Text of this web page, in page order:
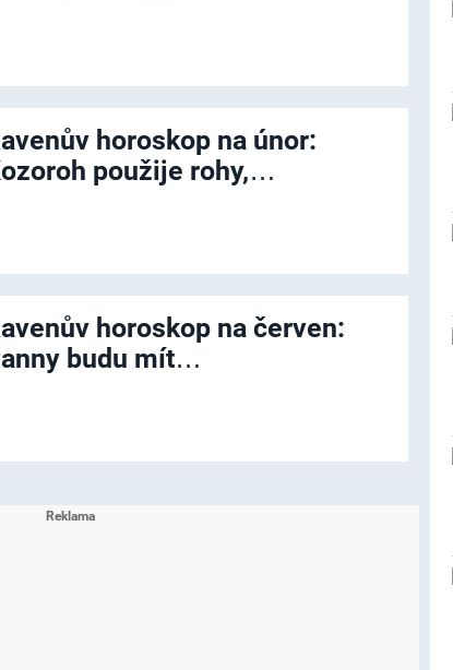
horoskop na únor:
použije rohy,…
horoskop na červen:
budu mít…